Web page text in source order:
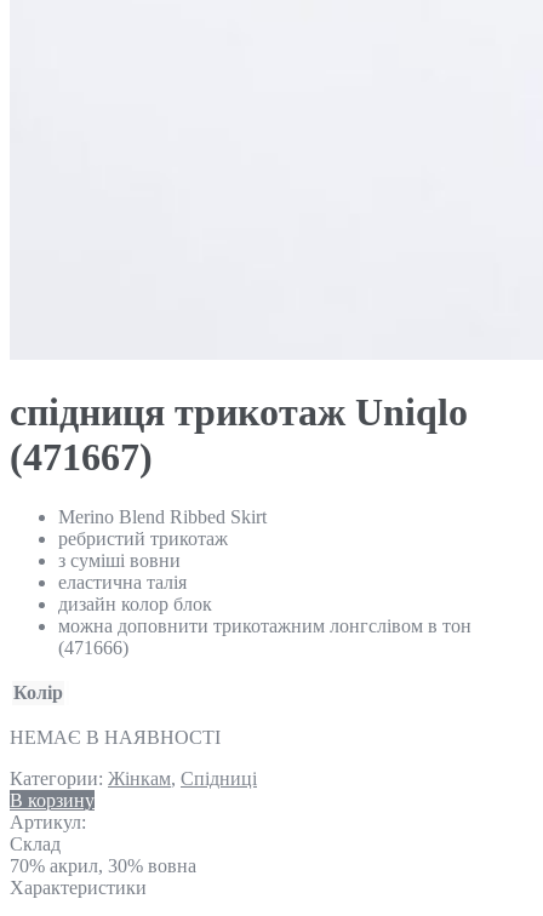
спідниця трикотаж Uniqlo
(471667)
Merino Blend Ribbed Skirt
ребристий трикотаж
з суміші вовни
еластична талія
дизайн колор блок
можна доповнити трикотажним лонгслівом в тон
(471666)
Колір
НЕМАЄ В НАЯВНОСТІ
Категории: Жінкам, Спідниці
В корзину
Артикул:
Склад
70% акрил, 30% вовна
Характеристики